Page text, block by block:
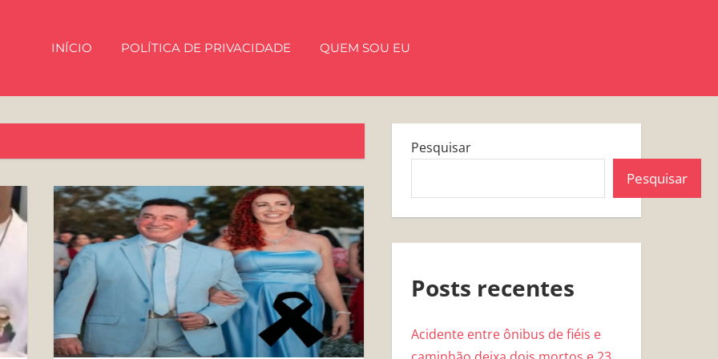
INÍCIO POLÍTICA DE PRIVACIDADE QUEM SOU EU
Pesquisar
Pesquisar
Posts recentes
Acidente entre ônibus de fiéis e